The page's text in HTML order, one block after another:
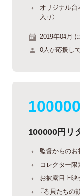
オリジナル台
入り）
2019年04月
0人が応援し
100000
100000円リ
監督からのお
コレクター限
お披露目上
『巻貝たちの